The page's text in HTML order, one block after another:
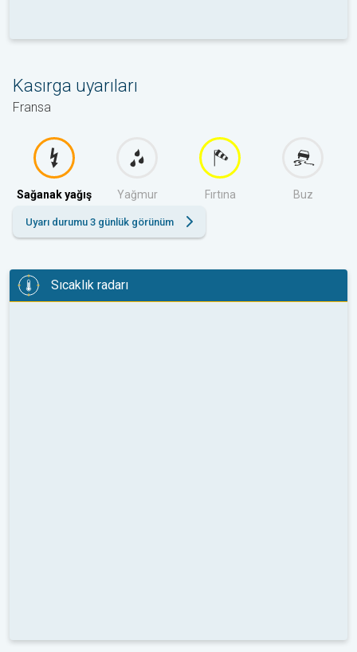
Kasırga uyarıları
Fransa
Sağanak yağış Yağmur Fırtına Buz
Uyarı durumu 3 günlük görünüm
Sıcaklık radarı